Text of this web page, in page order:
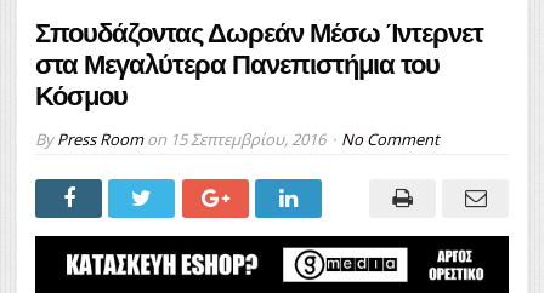
Σπουδάζοντας Δωρεάν Μέσω Ίντερνετ
στα Μεγαλύτερα Πανεπιστήμια του
Κόσμου
ByPress Roomon 15 Σεπτεμβρίου, 2016 No Comment